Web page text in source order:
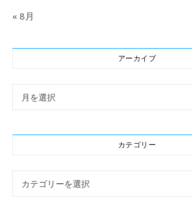
« 8月
アーカイブ
アーカイブ
カテゴリー
カテゴリー